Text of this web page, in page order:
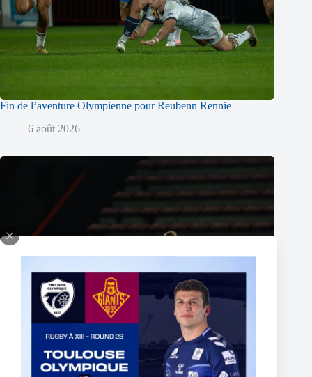
Fin de l’aventure Olympienne pour Reubenn Rennie
6 août 2026